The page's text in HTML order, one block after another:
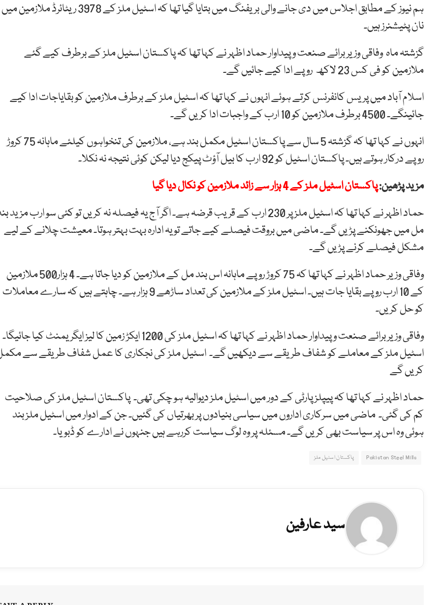
ہم نیوز کے مطابق اجلاس میں دی جانے والی بریفنگ میں بتایا گیا تھا کہ اسٹیل ملز کے 3978 ریٹائرڈ ملازمین میں
نان پٹیشنرز ہیں۔
گزشتہ ماہ وفاقی وزیر برائے صنعت و پیداوار حماد اظہر نے کہا تھا کہ پاکستان اسٹیل ملز کے برطرف کیے گئے
ملازمین کو فی کس 23 لاکھ روپے ادا کیے جائیں گے۔
اسلام آباد میں پریس کانفرنس کرتے ہوئے انہوں نے کہا تھا کہ اسٹیل ملز کے برطرف ملازمین کو بقایاجات ادا کیے
جائینگے۔ 4500 برطرف ملازمین کو 10 ارب کے واجبات ادا کریں گے۔
انہوں نے کہا تھا کہ گزشتہ 5 سال سے پاکستان اسٹیل مکمل بند ہے، ملازمین کی تنخواہوں کیلئے ماہانہ 75 کروڑ
روپے درکار ہوتے ہیں۔ پاکستان اسٹیل کو 92 ارب کا بیل آؤٹ پیکج دیا لیکن کوئی نتیجہ نہ نکلا۔
مزید پڑھین:پاکستان اسٹیل ملز کے 4 ہزار سے زائد ملازمین کو نکال دیا گیا
حماد اظہر نے کہا تھا کہ اسٹیل ملز پر 230 ارب کے قریب قرضہ ہے۔ اگر آج یہ فیصلہ نہ کریں تو کئی سو ارب مزید
مل میں جھونکنے پڑیں گے۔ ماضی میں بروقت فیصلے کیے جاتے تو یہ ادارہ بہت بہتر ہوتا۔ معیشت چلانے کے لیے
مشکل فیصلے کرنے پڑیں گے۔
وفاقی وزیر حماد اظہر نے کہا تھا کہ 75 کروڑ روپے ماہانہ اس بند مل کے ملازمین کو دیا جاتا ہے۔ 4 ہزار500 ملازمین
کے 10 ارب روپے بقایا جات ہیں۔ اسٹیل ملز کے ملازمین کی تعداد ساڑھے 9 ہزار ہے۔ چاہتے ہیں کہ سارے معاملات
کو حل کریں۔
وفاقی وزیر برائے صنعت و پیداوار حماد اظہر نے کہا تھا کہ اسٹیل ملز کی 1200 ایکڑ زمین کا لیز ایگریمنٹ کیا جائیگا۔
اسٹیل ملز کے معاملے کو شفاف طریقے سے دیکھیں گے۔ اسٹیل ملز کی نجکاری کا عمل شفاف طریقے سے
کریں گے
حماد اظہر نے کہا تھا کہ پیپلز پارٹی کے دور میں اسٹیل ملز دیوالیہ ہو چکی تھی۔ پاکستان اسٹیل ملز کی صلاحیت
کم کی گئی۔ ماضی میں سرکاری اداروں میں سیاسی بنیادوں پر بھرتیاں کی گئیں۔ جن کے ادوار میں اسٹیل ملز بند
ہوئی وہ اس پر سیاست بھی کریں گے۔ مسئلہ پر وہ لوگ سیاست کررہے ہیں جنہوں نے ادارے کو ڈبویا۔
Pakistan Steel Mills پاکستان اسٹیل ملز
سید عارفین